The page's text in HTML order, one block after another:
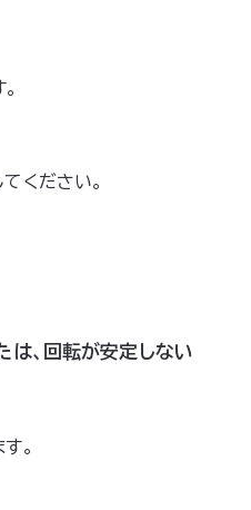
ください。
は、回転が安定しない
。